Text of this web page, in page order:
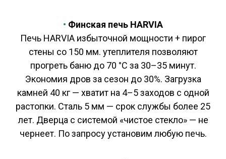
• Финская печь HARVIA
Печь HARVIA избыточной мощности + пирог
стены со 150 мм. утеплителя позволяют
прогреть баню до 70 °C за 30–35 минут.
Экономия дров за сезон до 30%. Загрузка
камней 40 кг — хватит на 4–5 заходов с одной
растопки. Сталь 5 мм — срок службы более 25
лет. Дверца с системой «чистое стекло» — не
чернеет. По запросу установим любую печь.